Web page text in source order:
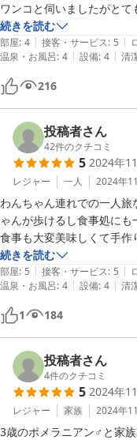
ワンコと伺いましたがとて
ロフト付きの部屋でソファ
ょっとぬるめで、もう少し
食事は夕食・朝食ともにた
かくお迎えしていただけま
機会があればまたおじゃま
続きを読む
部屋: 4 | 接客・サービス: 5 |
温泉・お風呂: 4 | 設備: 4 | 清
216
投稿者さん
42件のクチコミ
5 2024年
レジャー 一人 2024年
わんちゃん連れでの一人
ゃんが歩けるし食事処にも
食事も大変美味しくて手作
冷蔵庫が共同になるので夏
くて綺麗だし不便はなかっ
優しい雰囲気のオーナー様
おすすめの観光場所を教
うございました。
続きを読む
部屋: 5 | 接客・サービス: 5 |
温泉・お風呂: 4 | 設備: 4 | 清
1 184
投稿者さん
4件のクチコミ
5 2024年
レジャー 家族 2024年
3歳のポメラニアン♂と家